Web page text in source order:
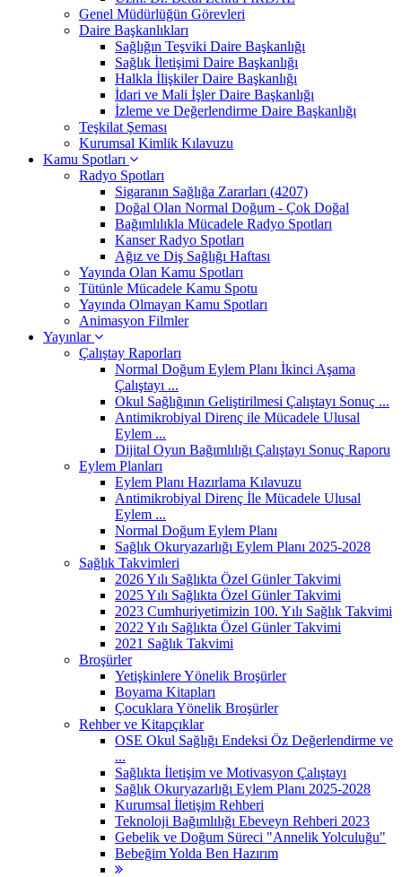
Genel Müdürlüğün Görevleri
Daire Başkanlıkları
Sağlığın Teşviki Daire Başkanlığı
Sağlık İletişimi Daire Başkanlığı
Halkla İlişkiler Daire Başkanlığı
İdari ve Mali İşler Daire Başkanlığı
İzleme ve Değerlendirme Daire Başkanlığı
Teşkilat Şeması
Kurumsal Kimlik Kılavuzu
Kamu Spotları
Radyo Spotları
Sigaranın Sağlığa Zararları (4207)
Doğal Olan Normal Doğum - Çok Doğal
Bağımlılıkla Mücadele Radyo Spotları
Kanser Radyo Spotları
Ağız ve Diş Sağlığı Haftası
Yayında Olan Kamu Spotları
Tütünle Mücadele Kamu Spotu
Yayında Olmayan Kamu Spotları
Animasyon Filmler
Yayınlar
Çalıştay Raporları
Normal Doğum Eylem Planı İkinci Aşama
Çalıştayı ...
Okul Sağlığının Geliştirilmesi Çalıştayı Sonuç ...
Antimikrobiyal Direnç ile Mücadele Ulusal
Eylem ...
Dijital Oyun Bağımlılığı Çalıştayı Sonuç Raporu
Eylem Planları
Eylem Planı Hazırlama Kılavuzu
Antimikrobiyal Direnç İle Mücadele Ulusal
Eylem ...
Normal Doğum Eylem Planı
Sağlık Okuryazarlığı Eylem Planı 2025-2028
Sağlık Takvimleri
2026 Yılı Sağlıkta Özel Günler Takvimi
2025 Yılı Sağlıkta Özel Günler Takvimi
2023 Cumhuriyetimizin 100. Yılı Sağlık Takvimi
2022 Yılı Sağlıkta Özel Günler Takvimi
2021 Sağlık Takvimi
Broşürler
Yetişkinlere Yönelik Broşürler
Boyama Kitapları
Çocuklara Yönelik Broşürler
Rehber ve Kitapçıklar
OSE Okul Sağlığı Endeksi Öz Değerlendirme ve
...
Sağlıkta İletişim ve Motivasyon Çalıştayı
Sağlık Okuryazarlığı Eylem Planı 2025-2028
Kurumsal İletişim Rehberi
Teknoloji Bağımlılığı Ebeveyn Rehberi 2023
Gebelik ve Doğum Süreci "Annelik Yolculuğu"
Bebeğim Yolda Ben Hazırım